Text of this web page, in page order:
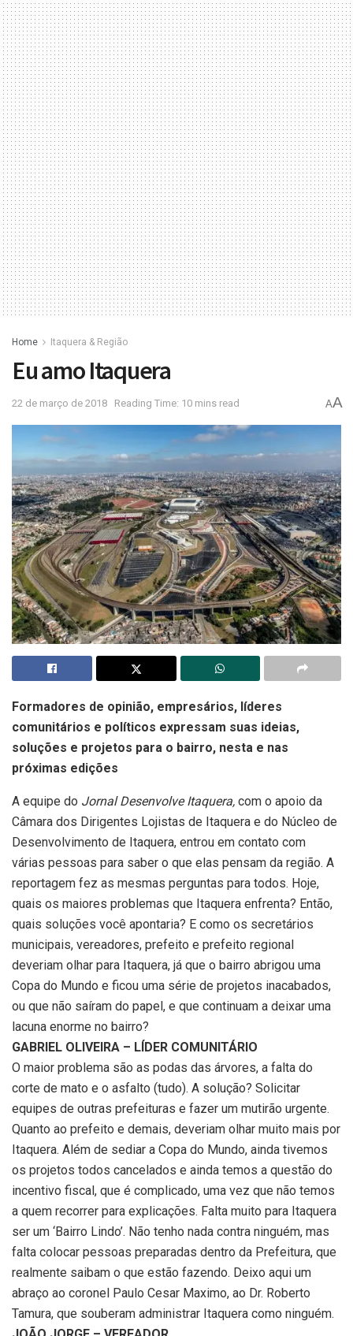
Home Itaquera & Região
Eu amo Itaquera
22 de março de 2018 Reading Time: 10 mins read AA
Formadores de opinião, empresários, líderes
comunitários e políticos expressam suas ideias,
soluções e projetos para o bairro, nesta e nas
próximas edições
A equipe do Jornal Desenvolve Itaquera, com o apoio da
Câmara dos Dirigentes Lojistas de Itaquera e do Núcleo de
Desenvolvimento de Itaquera, entrou em contato com
várias pessoas para saber o que elas pensam da região. A
reportagem fez as mesmas perguntas para todos. Hoje,
quais os maiores problemas que Itaquera enfrenta? Então,
quais soluções você apontaria? E como os secretários
municipais, vereadores, prefeito e prefeito regional
deveriam olhar para Itaquera, já que o bairro abrigou uma
Copa do Mundo e ficou uma série de projetos inacabados,
ou que não saíram do papel, e que continuam a deixar uma
lacuna enorme no bairro?
GABRIEL OLIVEIRA – LÍDER COMUNITÁRIO
O maior problema são as podas das árvores, a falta do
corte de mato e o asfalto (tudo). A solução? Solicitar
equipes de outras prefeituras e fazer um mutirão urgente.
Quanto ao prefeito e demais, deveriam olhar muito mais por
Itaquera. Além de sediar a Copa do Mundo, ainda tivemos
os projetos todos cancelados e ainda temos a questão do
incentivo fiscal, que é complicado, uma vez que não temos
a quem recorrer para explicações. Falta muito para Itaquera
ser um ‘Bairro Lindo’. Não tenho nada contra ninguém, mas
falta colocar pessoas preparadas dentro da Prefeitura, que
realmente saibam o que estão fazendo. Deixo aqui um
abraço ao coronel Paulo Cesar Maximo, ao Dr. Roberto
Tamura, que souberam administrar Itaquera como ninguém.